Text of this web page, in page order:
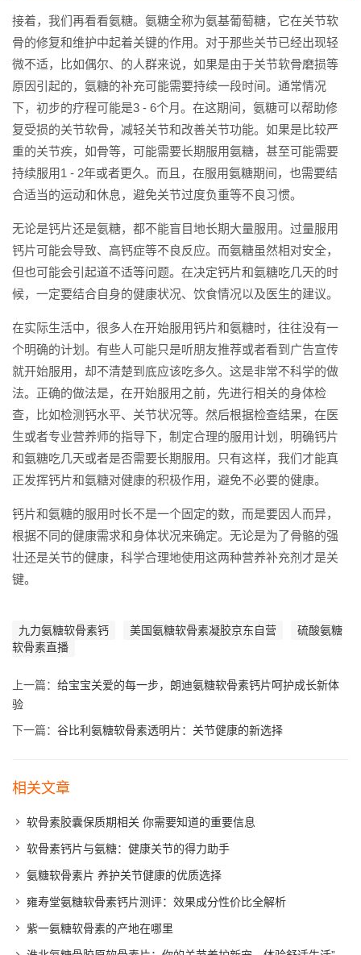
接着，我们再看看氨糖。氨糖全称为氨基葡萄糖，它在关节软
骨的修复和维护中起着关键的作用。对于那些关节已经出现轻
微不适，比如偶尔、的人群来说，如果是由于关节软骨磨损等
原因引起的，氨糖的补充可能需要持续一段时间。通常情况
下，初步的疗程可能是3 - 6个月。在这期间，氨糖可以帮助修
复受损的关节软骨，减轻关节和改善关节功能。如果是比较严
重的关节疾，如骨等，可能需要长期服用氨糖，甚至可能需要
持续服用1 - 2年或者更久。而且，在服用氨糖期间，也需要结
合适当的运动和休息，避免关节过度负重等不良习惯。
无论是钙片还是氨糖，都不能盲目地长期大量服用。过量服用
钙片可能会导致、高钙症等不良反应。而氨糖虽然相对安全，
但也可能会引起道不适等问题。在决定钙片和氨糖吃几天的时
候，一定要结合自身的健康状况、饮食情况以及医生的建议。
在实际生活中，很多人在开始服用钙片和氨糖时，往往没有一
个明确的计划。有些人可能只是听朋友推荐或者看到广告宣传
就开始服用，却不清楚到底应该吃多久。这是非常不科学的做
法。正确的做法是，在开始服用之前，先进行相关的身体检
查，比如检测钙水平、关节状况等。然后根据检查结果，在医
生或者专业营养师的指导下，制定合理的服用计划，明确钙片
和氨糖吃几天或者是否需要长期服用。只有这样，我们才能真
正发挥钙片和氨糖对健康的积极作用，避免不必要的健康。
钙片和氨糖的服用时长不是一个固定的数，而是要因人而异，
根据不同的健康需求和身体状况来确定。无论是为了骨骼的强
壮还是关节的健康，科学合理地使用这两种营养补充剂才是关
键。
九力氨糖软骨素钙 美国氨糖软骨素凝胶京东自营
硫酸氨糖
软骨素直播
上一篇： 给宝宝关爱的每一步，朗迪氨糖软骨素钙片呵护成长新体
验
下一篇： 谷比利氨糖软骨素透明片：关节健康的新选择
相关文章
软骨素胶囊保质期相关 你需要知道的重要信息
软骨素钙片与氨糖：健康关节的得力助手
氨糖软骨素片 养护关节健康的优质选择
雍寿堂氨糖软骨素钙片测评：效果成分性价比全解析
紫一氨糖软骨素的产地在哪里